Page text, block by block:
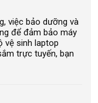
việc bảo dưỡng và
để đảm bảo máy
vệ sinh laptop
trực tuyến, bạn